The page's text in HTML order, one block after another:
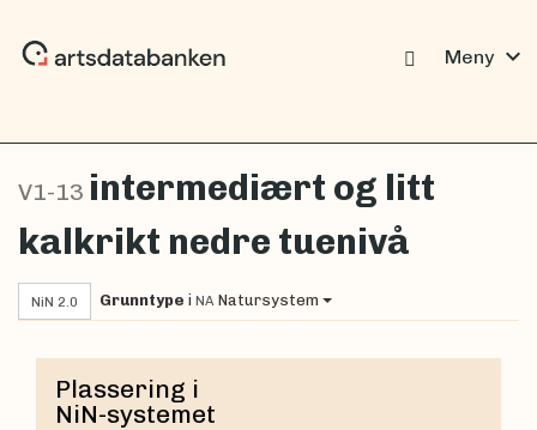
Meny expand_more
V1-13 intermediært og litt
kalkrikt nedre tuenivå
NiN 2.0 Grunntype i NA Natursystem
Plassering i
NiN-systemet